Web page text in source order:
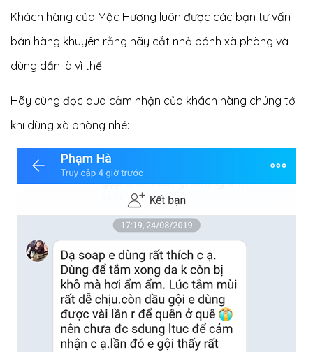
Khách hàng của Mộc Hương luôn được các bạn tư vấn
bán hàng khuyên rằng hãy cắt nhỏ bánh xà phòng và
dùng dần là vì thế.
Hãy cùng đọc qua cảm nhận của khách hàng chúng tớ
khi dùng xà phòng nhé: